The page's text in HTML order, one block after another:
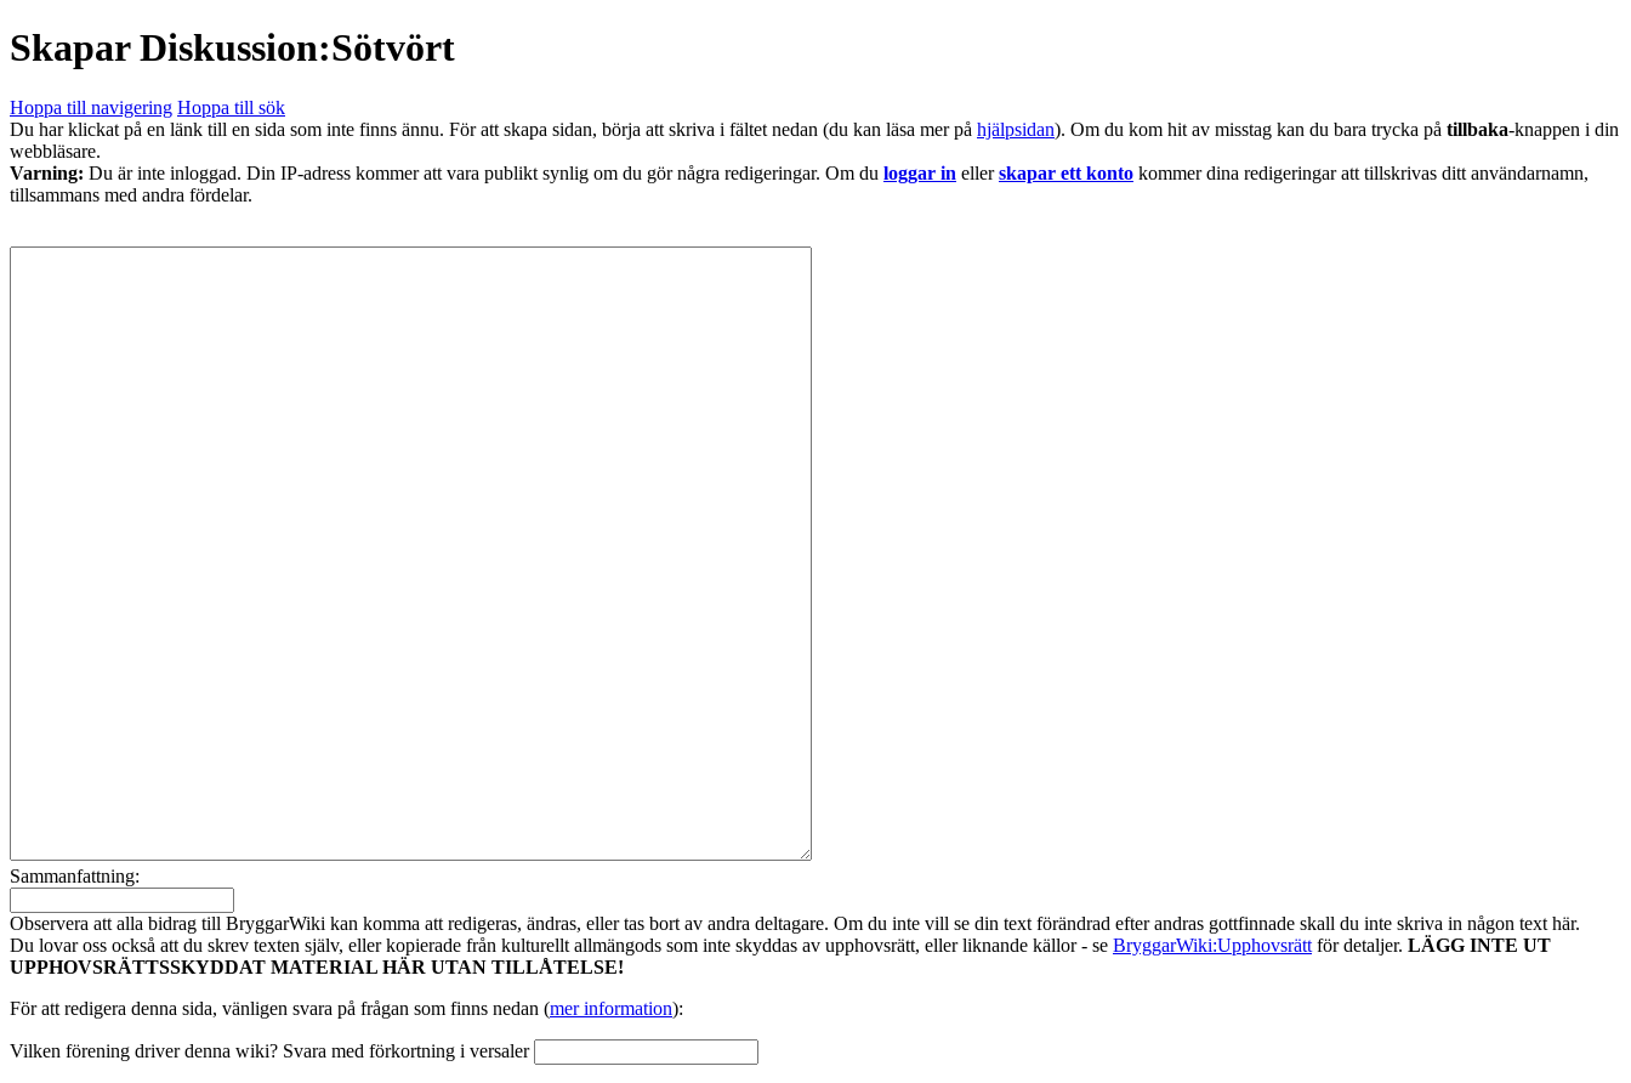
SkaparDiskussion:Sötvört
Hoppa till navigering Hoppa till sök
Du har klickat på en länk till en sida som inte finns ännu. För att skapa sidan, börja att skriva i fältet nedan (du kan läsa mer på hjälpsidan). Om du kom hit av misstag kan du bara trycka på tillbaka-knappen i din
webbläsare.
Varning: Du är inte inloggad. Din IP-adress kommer att vara publikt synlig om du gör några redigeringar. Om du loggar in ellerskapar ett konto kommer dina redigeringar att tillskrivas ditt användarnamn,
tillsammans med andra fördelar.
Sammanfattning:
Observera att alla bidrag till BryggarWiki kan komma att redigeras, ändras, eller tas bort av andra deltagare. Om du inte vill se din text förändrad efter andras gottfinnade skall du inte skriva in någon text här.
Du lovar oss också att du skrev texten själv, eller kopierade från kulturellt allmängods som inte skyddas av upphovsrätt, eller liknande källor - se BryggarWiki:Upphovsrätt för detaljer. LÄGG INTE UT
UPPHOVSRÄTTSSKYDDAT MATERIAL HÄR UTAN TILLÅTELSE!
För att redigera denna sida, vänligen svara på frågan som finns nedan (mer information):
Vilken förening driver denna wiki? Svara med förkortning i versaler